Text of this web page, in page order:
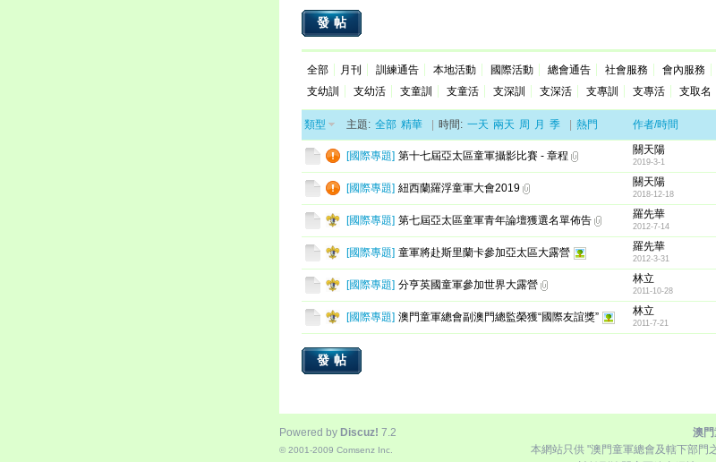
發帖
全部 月刊 訓練通告 本地活動 國際活動 總會通告 社會服務 會內服務
支幼訓
支幼活 支童訓 支童活 支深訓 支深活 支專訓 支專活 支取名
類型 主題: 全部 精華 時間: 一天 兩天 周 月 季 熱門 作者/時間
[國際專題] 第十七屆亞太區童軍攝影比賽 - 章程 關天陽
2019-3-1
[國際專題] 紐西蘭羅浮童軍大會2019 關天陽
2018-12-18
[國際專題] 第七屆亞太區童軍青年論壇獲選名單佈告 羅先華
2012-7-14
[國際專題] 童軍將赴斯里蘭卡參加亞太區大露營 羅先華
2012-3-31
[國際專題] 分亨英國童軍參加世界大露營 林立
2011-10-28
[國際專題] 澳門童軍總會副澳門總監榮獲“國際友誼獎” 林立
2011-7-21
發帖
澳
本網站只供 "澳門童軍總會及轄下部
Powered by Discuz! 7.2
© 2001-2009 Comsenz Inc.